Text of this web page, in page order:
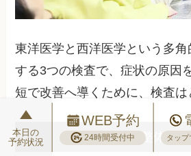
東洋医学と西洋医学という多
する3つの検査で、症状の原因
短で改善へ導くために、検査は
一般的な整体院
本日の
予約状況
WEB予約
24時間受付中 タップ